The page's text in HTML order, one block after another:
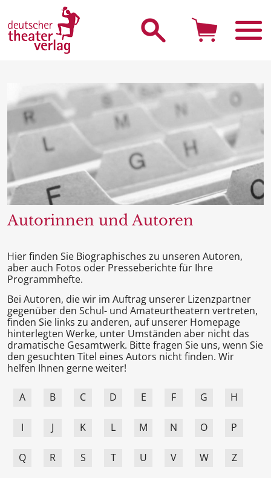
Autorinnen und Autoren
Hier finden Sie Biographisches zu unseren Autoren,
aber auch Fotos oder Presseberichtefür Ihre
Programmhefte.
Bei Autoren, die wir im Auftrag unserer Lizenzpartner
gegenüber den Schul- und Amateurtheatern vertreten,
finden Sie links zu anderen, auf unserer Homepage
hinterlegten Werke, unter Umständen aber nicht das
dramatische Gesamtwerk. Bitte fragen Sie uns, wenn Sie
den gesuchten Titel eines Autors nicht finden. Wir
helfen Ihnen gerne weiter!
A B C D E F G H
I J K L M N O P
Q R S T U V W Z